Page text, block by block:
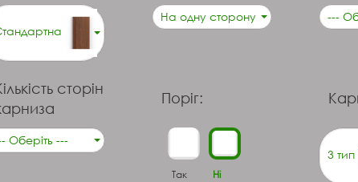
На одну сторону ---
сторін
Оберіть ---
Поріг:
Так Ні
3 тип